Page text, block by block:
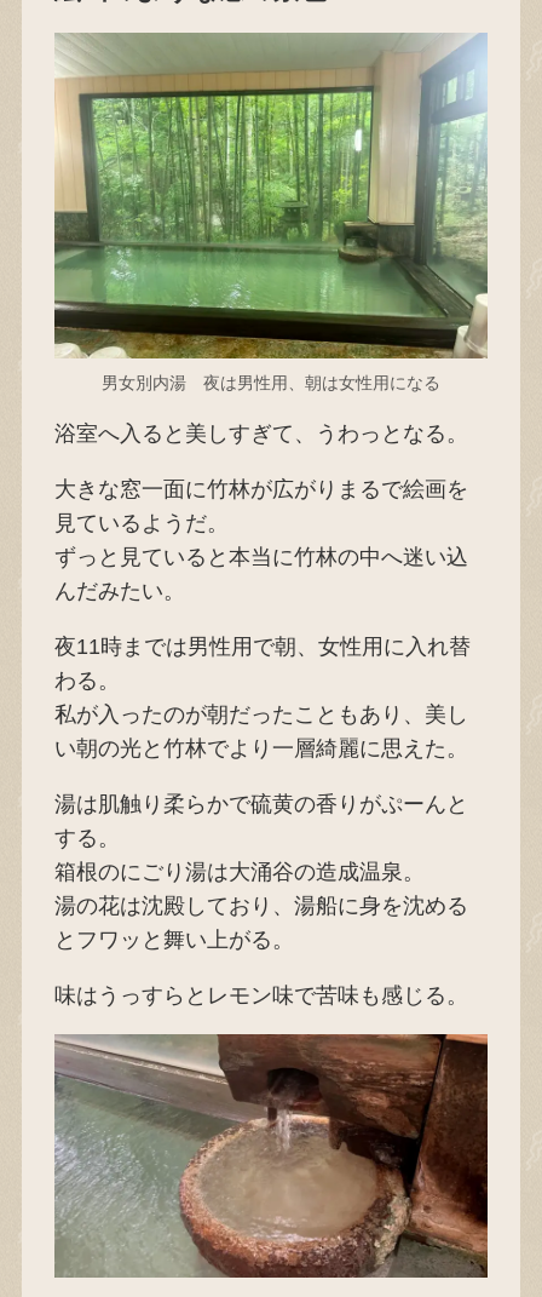
男女別内湯 夜は男性用、朝は女性用になる
浴室へ入ると美しすぎて、うわっとなる。
大きな窓一面に竹林が広がりまるで絵画を
見ているようだ。
ずっと見ていると本当に竹林の中へ迷い込
んだみたい。
夜11時までは男性用で朝、女性用に入れ替
わる。
私が入ったのが朝だったこともあり、美し
い朝の光と竹林でより一層綺麗に思えた。
湯は肌触り柔らかで硫黄の香りがぷーんと
する。
箱根のにごり湯は大涌谷の造成温泉。
湯の花は沈殿しており、湯船に身を沈める
とフワッと舞い上がる。
味はうっすらとレモン味で苦味も感じる。